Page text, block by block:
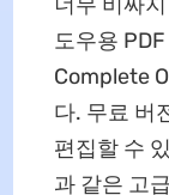
도우용
Complete
다. 무료 버
편집할 수
과 같은 고